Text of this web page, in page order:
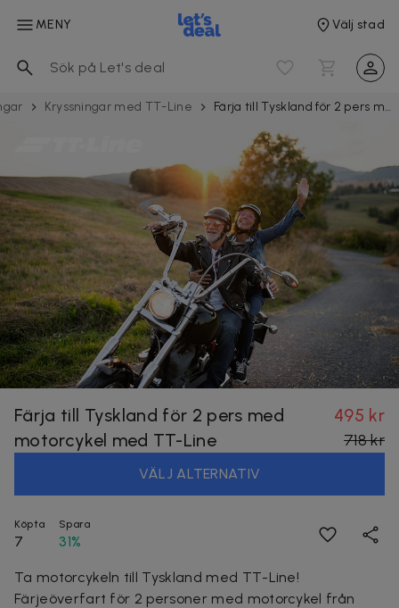
MENY Välj stad
Kryssningar med TT-Line Färja till Tyskland för 2 pers med motorcykel med TT-Line
Färja till Tyskland för 2 pers med
motorcykel med TT-Line
495 kr
718 kr
VÄLJ ALTERNATIV
Köpta
7
Spara
31%
Ta motorcykeln till Tyskland med TT-Line!
Färjeöverfart för 2 personer med motorcykel från